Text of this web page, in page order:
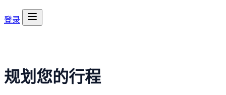
登录
规划您的行程